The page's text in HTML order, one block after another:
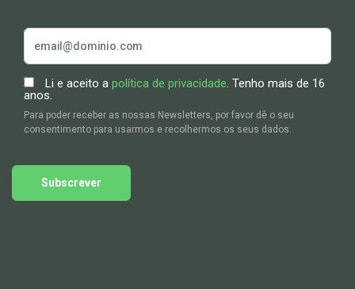
Li e aceito a política de privacidade. Tenho mais de 16
anos.
Para poder receber as nossas Newsletters, por favor dê o seu
consentimento para usarmos e recolhermos os seus dados.
Subscrever